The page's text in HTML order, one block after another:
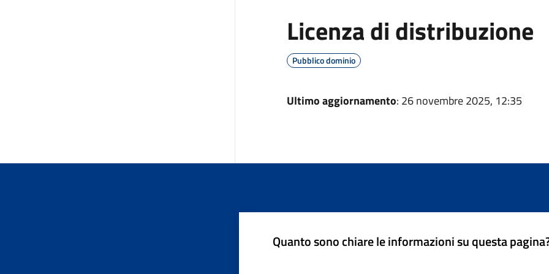
Licenza di distribuzione
Pubblico dominio
Ultimo aggiornamento: 26 novembre 2025, 12:35
Quanto sono chiare le informazioni su questa